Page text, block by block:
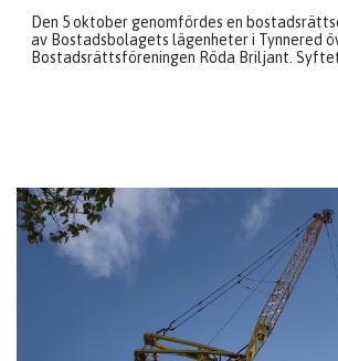
Den 5 oktober genomfördes en
av Bostadsbolagets lägenheter i Tynnered
Bostadsrättsföreningen Röda Briljant. Syftet